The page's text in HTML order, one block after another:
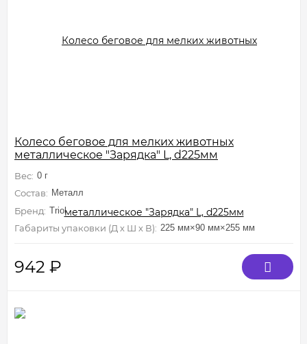
Колесо беговое для мелких животных
металлическое "Зарядка" L, d225мм
Вес: 0 г
Состав: Металл
Бренд: Triol
Габариты упаковки (Д х Ш х В): 225 мм×90 мм×255 мм
942 ₽